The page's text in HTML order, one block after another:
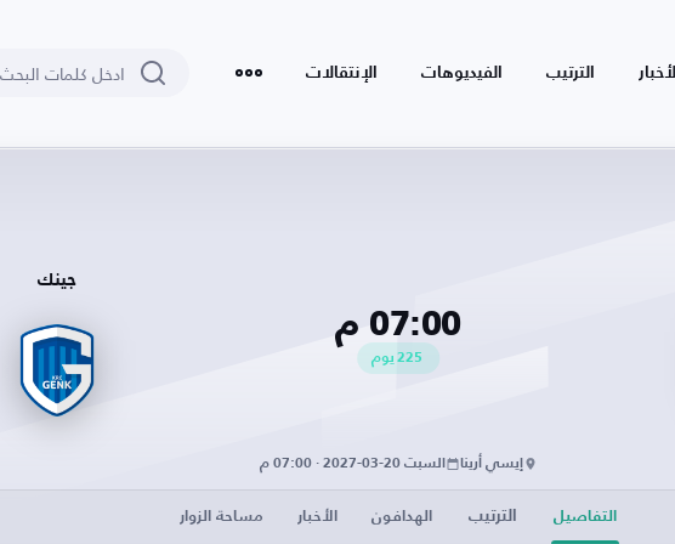
الأخبار الترتيب الفيديوهات الإنتقالات
07:00 م
225 يوم
جينك
إيسي أرينا السبت 20-03-2027 · 07:00 م
التفاصيل الترتيب الهدافون الأخبار مساحة الزوار